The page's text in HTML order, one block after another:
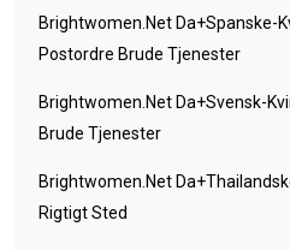
Brightwomen.net Da+spanske-
Postordre Brude Tjenester
Brightwomen.net Da+svensk-
Brude Tjenester
Brightwomen.net
Rigtigt Sted